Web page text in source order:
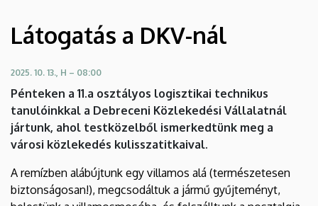
Debreceni
Egyetem
Balásházy
János
Gyakorló
Technikuma,
Látogatás a DKV-nál
2025. 10. 13., H – 08:00
Pénteken a 11.a osztályos logisztikai technikus
tanulóinkkal a Debreceni Közlekedési Vállalatnál
jártunk, ahol testközelből ismerkedtünk meg a
városi közlekedés kulisszatitkaival.
A remízben alábújtunk egy villamos alá (természetesen
biztonságosan!), megcsodáltuk a jármű gyűjteményt,